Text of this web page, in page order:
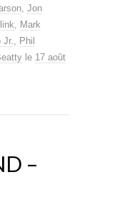
Jon
Mark
Phil
le 17 août
–